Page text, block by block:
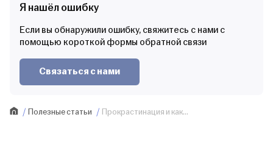
Я нашёл ошибку
Если вы обнаружили ошибку, свяжитесь с нами с
помощью короткой формы обратной связи
Связаться с нами
Полезные статьи Прокрастинация и как...